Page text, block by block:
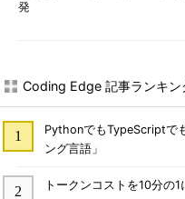
発
Coding Edge 記事ランキン
PythonでもTypeScriptで
ング言語」
トークンコストを10分